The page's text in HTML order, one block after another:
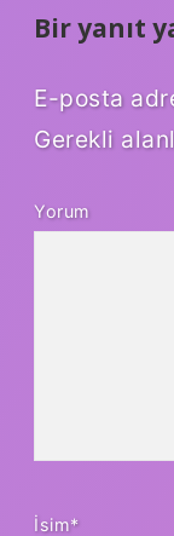
Bir yanıt
E-posta
Gerekli
Yorum
İsim*